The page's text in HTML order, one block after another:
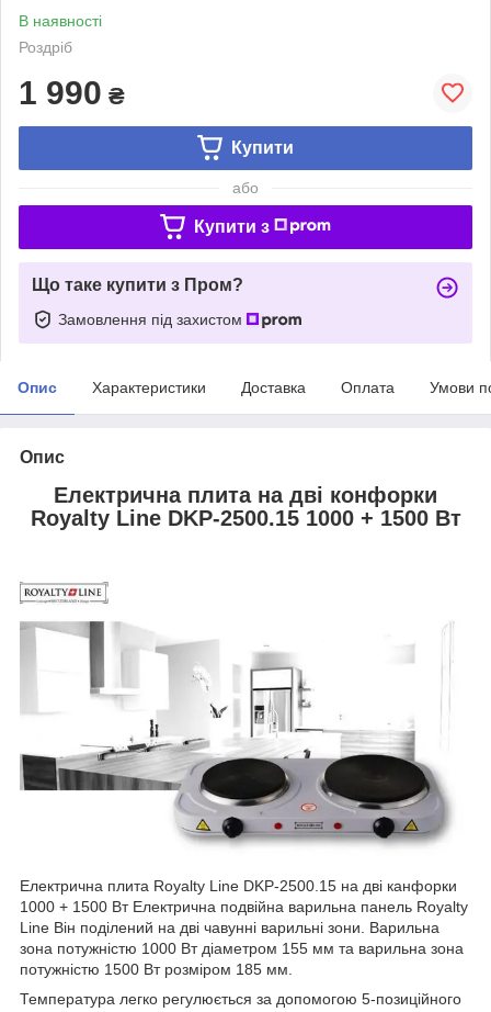
В наявності
Роздріб
1 990 ₴
Купити
або
Купити з
Що таке купити з Пром?
Замовлення під захистом
Опис Характеристики Доставка Оплата Умови
Опис
Електрична плита на дві конфорки
Royalty Line DKP-2500.15 1000 + 1500 Вт
Електрична плита Royalty Line DKP-2500.15 на дві канфорки
1000 + 1500 Вт Електрична подвійна варильна панель Royalty
Line Він поділений на дві чавунні варильні зони. Варильна
зона потужністю 1000 Вт діаметром 155 мм та варильна зона
потужністю 1500 Вт розміром 185 мм.
Температура легко регулюється за допомогою 5-позиційного